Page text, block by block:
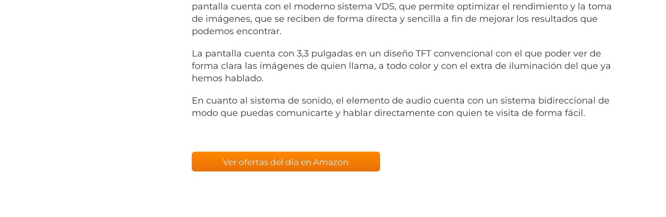
pantalla cuenta con el moderno sistema VDS, que permite optimizar el rendimiento y la toma
de imágenes, que se reciben de forma directa y sencilla a fin de mejorar los resultados que
podemos encontrar.
La pantalla cuenta con 3,3 pulgadas en un diseño TFT convencional con el que poder ver de
forma clara las imágenes de quien llama, a todo color y con el extra de iluminación del que ya
hemos hablado.
En cuanto al sistema de sonido, el elemento de audio cuenta con un sistema bidireccional de
modo que puedas comunicarte y hablar directamente con quien te visita de forma fácil.
Ver ofertas del día en Amazon